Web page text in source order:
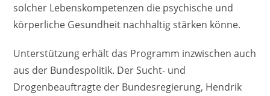
solcher Lebenskompetenzen die psychische und
körperliche Gesundheit nachhaltig stärken könne.
Unterstützung erhält das Programm inzwischen auch
aus der Bundespolitik. Der Sucht- und
Drogenbeauftragte der Bundesregierung, Hendrik